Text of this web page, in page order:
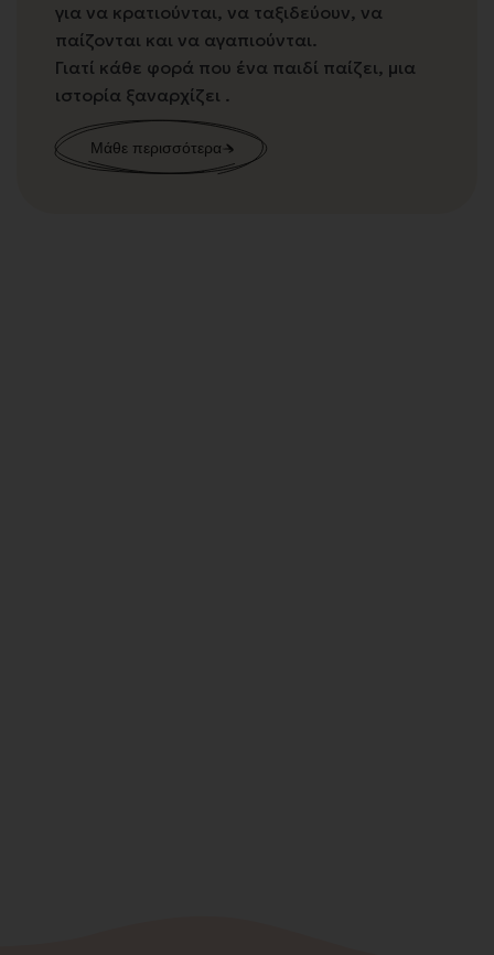
για να κρατιούνται, να ταξιδεύουν, να
παίζονται και να αγαπιούνται.
Γιατί κάθε φορά που ένα παιδί παίζει, μια
ιστορία ξαναρχίζει .
Μάθε περισσότερα